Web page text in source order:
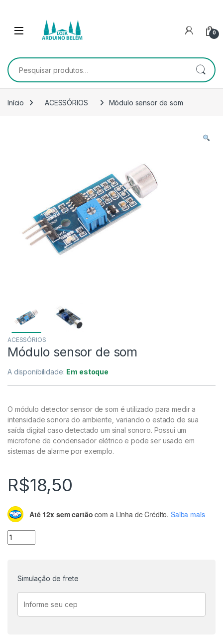
0
Pesquisar por:
Início ACESSÓRIOS Módulo sensor de som
ACESSÓRIOS
Módulo sensor de som
A disponibilidade: Em estoque
O módulo detector sensor de som é utilizado para medir a
intensidade sonora do ambiente, variando o estado de sua
saída digital caso detectado um sinal sonoro. Possui um
microfone de condensador elétrico e pode ser usado em
sistemas de alarme por exemplo.
R$18,50
Até 12x sem cartão com a Linha de Crédito. Saiba mais
Módulo sensor de som quantidade
Simulação de frete